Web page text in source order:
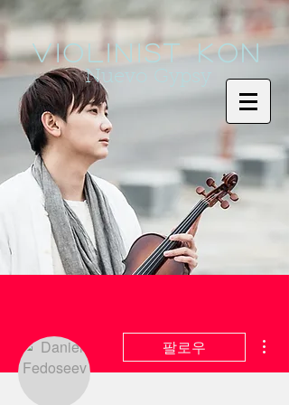
Violinist KoN
Nuevo Gypsy
팔로우